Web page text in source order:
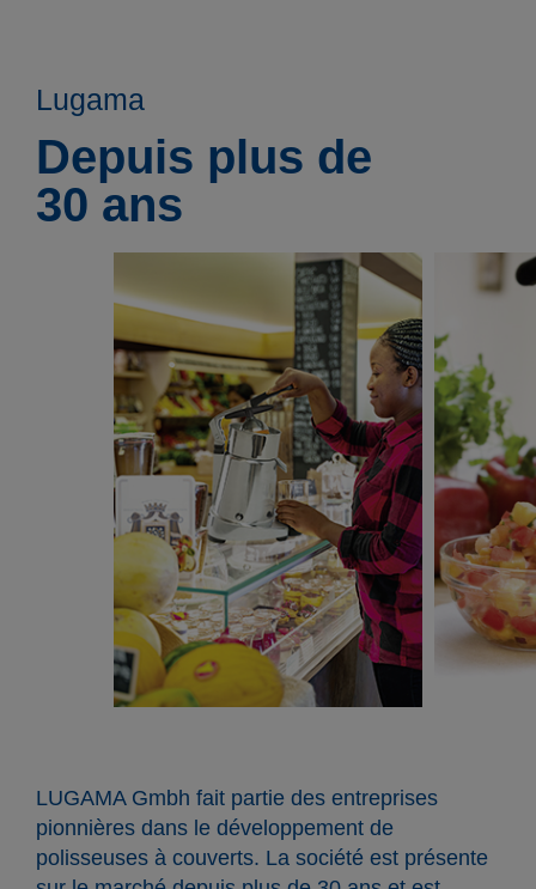
Lugama
Depuis plus de
30 ans
LUGAMA Gmbh fait partie des entreprises
pionnières dans le développement de
polisseuses à couverts. La société est présente